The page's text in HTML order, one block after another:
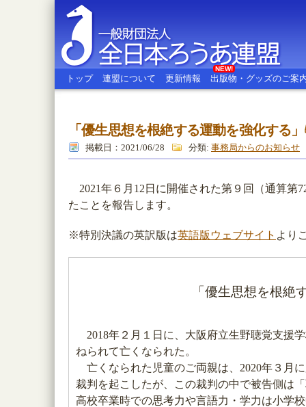
全日本ろうあ連盟
トップ 連盟について 更新情報 出版物・グッズのご案
NEW!
「優生思想を根絶する運動を強化する
掲載日：2021/06/28 分類: 事務局からのお知らせ
2021年６月12日に開催された第９回（通算第
たことを報告します。
※特別決議の英訳版は英語版ウェブサイト より
「優生思想を根絶
2018年２月１日に、大阪府立生野聴覚支援
ねられて亡くなられた。
亡くなられた児童のご両親は、2020年３月
裁判を起こしたが、この裁判の中で被告側は
高校卒業時での思考力や言語力・学力は小学